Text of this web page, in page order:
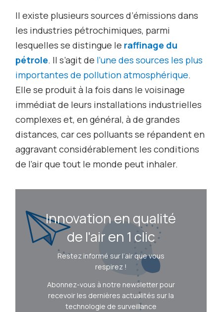
Il existe plusieurs sources d’émissions dans
les industries pétrochimiques, parmi
lesquelles se distingue le raffinage du
pétrole. Il s’agit de l’une des sources les plus
importantes de pollution atmosphérique.
Elle se produit à la fois dans le voisinage
immédiat de leurs installations industrielles
complexes et, en général, à de grandes
distances, car ces polluants se répandent en
aggravant considérablement les conditions
de l’air que tout le monde peut inhaler.
Innovation en qualité
de l'air en 1 clic
Restez informé sur l’air que vous
respirez !
Abonnez-vous à notre newsletter pour
recevoir les dernières actualités sur la
technologie de surveillance